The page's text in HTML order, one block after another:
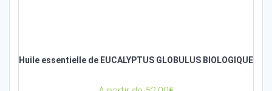
Huile essentielle de EUCALYPTUS GLOBULUS BIOLOGIQUE